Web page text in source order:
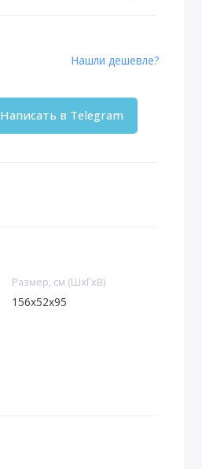
Написать в Telegram
Нашли дешевле?
Размер, см (ШхГхВ)
156x52x95